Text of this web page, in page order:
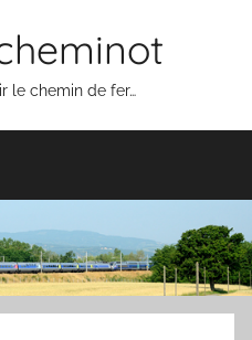
le chemin de fer…